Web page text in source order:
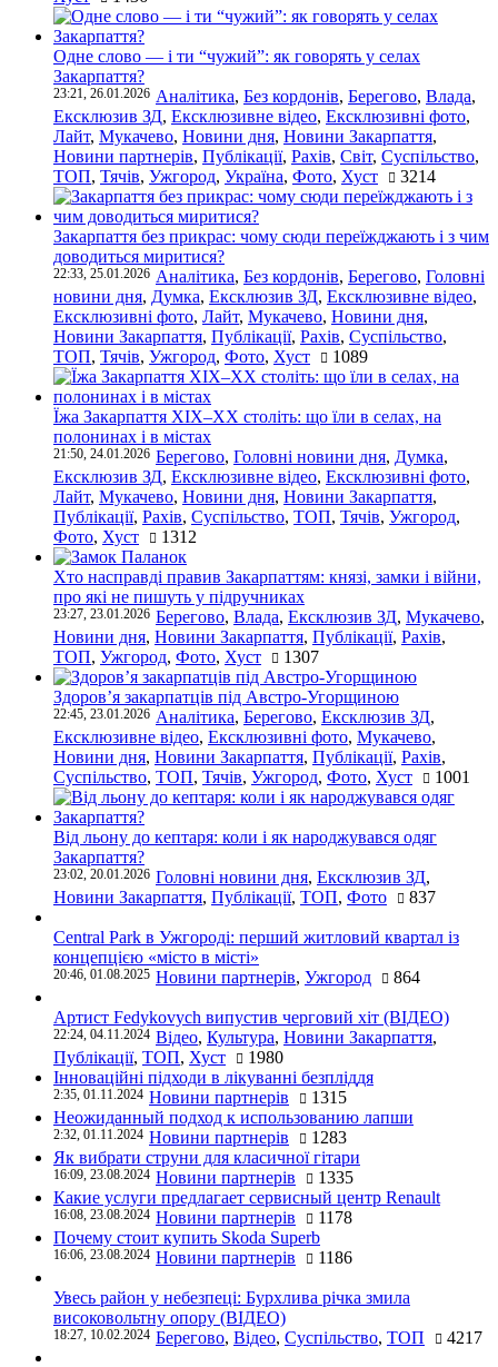
Одне слово — і ти “чужий”: як говорять у селах
Закарпаття?
23:21, 26.01.2026 Аналітика, Без кордонів, Берегово, Влада,
Ексклюзив ЗД, Ексклюзивне відео, Ексклюзивні фото,
Лайт, Мукачево, Новини дня, Новини Закарпаття,
Новини партнерів, Публікації, Рахів, Світ, Суспільство,
ТОП, Тячів, Ужгород, Україна, Фото, Хуст 3214
Закарпаття без прикрас: чому сюди переїжджають і з чим
доводиться миритися?
22:33, 25.01.2026 Аналітика, Без кордонів, Берегово, Головні
новини дня, Думка, Ексклюзив ЗД, Ексклюзивне відео,
Ексклюзивні фото, Лайт, Мукачево, Новини дня,
Новини Закарпаття, Публікації, Рахів, Суспільство,
ТОП, Тячів, Ужгород, Фото, Хуст 1089
Їжа Закарпаття ХІХ–ХХ століть: що їли в селах, на
полонинах і в містах
21:50, 24.01.2026 Берегово, Головні новини дня, Думка,
Ексклюзив ЗД, Ексклюзивне відео, Ексклюзивні фото,
Лайт, Мукачево, Новини дня, Новини Закарпаття,
Публікації, Рахів, Суспільство, ТОП, Тячів, Ужгород,
Фото, Хуст 1312
Хто насправді правив Закарпаттям: князі, замки і війни,
про які не пишуть у підручниках
23:27, 23.01.2026 Берегово, Влада, Ексклюзив ЗД, Мукачево,
Новини дня, Новини Закарпаття, Публікації, Рахів,
ТОП, Ужгород, Фото, Хуст 1307
Здоров’я закарпатців під Австро-Угорщиною
22:45, 23.01.2026 Аналітика, Берегово, Ексклюзив ЗД,
Ексклюзивне відео, Ексклюзивні фото, Мукачево,
Новини дня, Новини Закарпаття, Публікації, Рахів,
Суспільство, ТОП, Тячів, Ужгород, Фото, Хуст 1001
Від льону до кептаря: коли і як народжувався одяг
Закарпаття?
23:02, 20.01.2026 Головні новини дня, Ексклюзив ЗД,
Новини Закарпаття, Публікації, ТОП, Фото 837
Central Park в Ужгороді: перший житловий квартал із
концепцією «місто в місті»
20:46, 01.08.2025 Новини партнерів, Ужгород 864
Артист Fedykovych випустив черговий хіт (ВІДЕО)
22:24, 04.11.2024 Відео, Культура, Новини Закарпаття,
Публікації, ТОП, Хуст
1980
Інноваційні підходи в лікуванні безпліддя
2:35, 01.11.2024 Новини партнерів
1315
Неожиданный подход к использованию лапши
2:32, 01.11.2024 Новини партнерів
1283
Як вибрати струни для класичної гітари
16:09, 23.08.2024 Новини партнерів
1335
Какие услуги предлагает сервисный центр Renault
16:08, 23.08.2024 Новини партнерів
1178
Почему стоит купить Skoda Superb
16:06, 23.08.2024 Новини партнерів 1186
Увесь район у небезпеці: Бурхлива річка змила
високовольтну опору (ВІДЕО)
18:27, 10.02.2024 Берегово, Відео, Суспільство, ТОП 4217